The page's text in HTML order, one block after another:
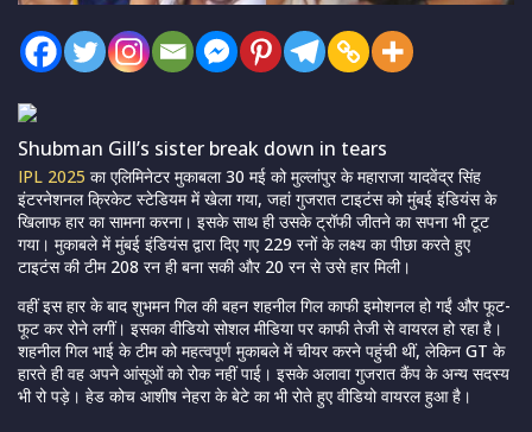
Shubman Gill’s sister break down in tears
IPL 2025 का एलिमिनेटर मुकाबला 30 मई को मुल्लांपुर के महाराजा यादवेंद्र सिंह
इंटरनेशनल क्रिकेट स्टेडियम में खेला गया, जहां गुजरात टाइटंस को मुंबई इंडियंस के
खिलाफ हार का सामना करना। इसके साथ ही उसके ट्रॉफी जीतने का सपना भी टूट
गया। मुकाबले में मुंबई इंडियंस द्वारा दिए गए 229 रनों के लक्ष्य का पीछा करते हुए
टाइटंस की टीम 208 रन ही बना सकी और 20 रन से उसे हार मिली।
वहीं इस हार के बाद शुभमन गिल की बहन शहनील गिल काफी इमोशनल हो गईं और फूट-
फूट कर रोने लगीं। इसका वीडियो सोशल मीडिया पर काफी तेजी से वायरल हो रहा है।
शहनील गिल भाई के टीम को महत्वपूर्ण मुकाबले में चीयर करने पहुंची थीं, लेकिन GT के
हारते ही वह अपने आंसूओं को रोक नहीं पाई। इसके अलावा गुजरात कैंप के अन्य सदस्य
भी रो पड़े। हेड कोच आशीष नेहरा के बेटे का भी रोते हुए वीडियो वायरल हुआ है।